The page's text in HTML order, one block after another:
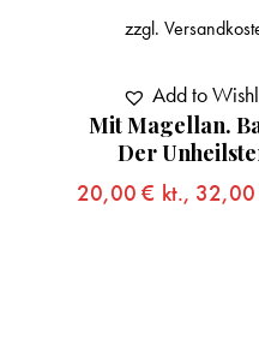
Mit Magellan.
Der
20,00€ kt.,
zzgl.
Add to